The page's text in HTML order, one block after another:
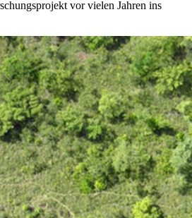
vor vielen Jahren ins